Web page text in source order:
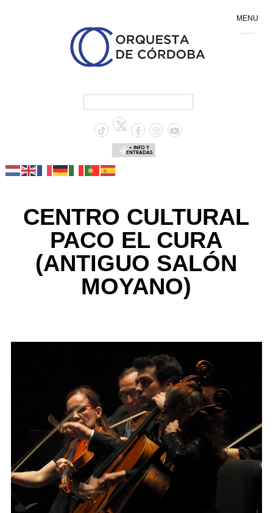
+ INFO Y
ENTRADAS
CENTRO CULTURAL
PACO EL CURA
(ANTIGUO SALÓN
MOYANO)
MENU